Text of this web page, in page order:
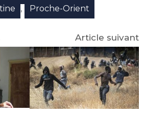
, Proche-Orient
Article suivant